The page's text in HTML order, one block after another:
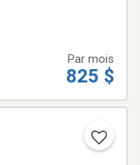
Par mois
825 $